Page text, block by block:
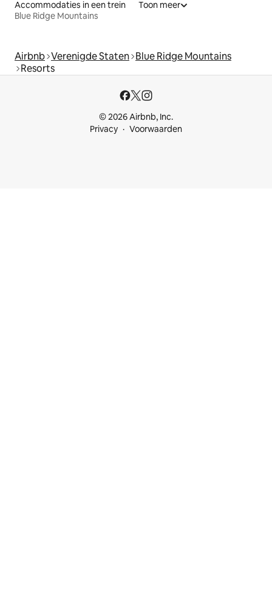
Accommodaties in een trein
Blue Ridge Mountains
Toon meer
Airbnb Verenigde Staten Blue Ridge Mountains
Resorts
© 2026 Airbnb, Inc.
Privacy
Voorwaarden